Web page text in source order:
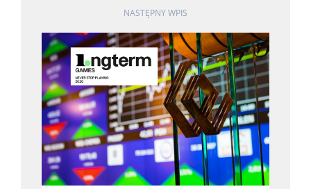
NASTĘPNY WPIS